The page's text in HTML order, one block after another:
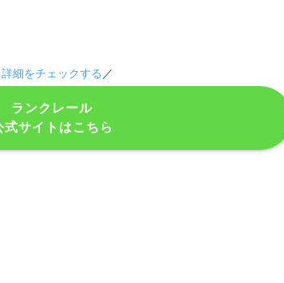
詳細をチェックする ／
ランクレール
式サイトはこちら